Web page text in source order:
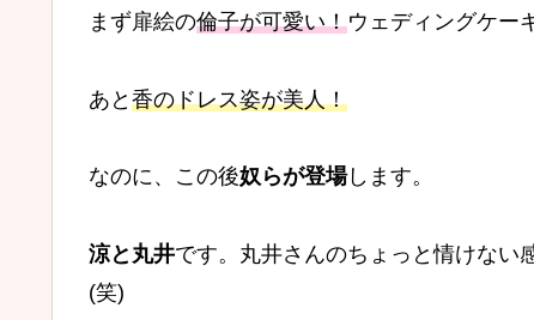
まず扉絵の倫子が可愛い！ウェディングケー
あと 香のドレス姿が美人！
なのに、この後奴らが登場します。
涼と丸井です。丸井さんのちょっと情けない
(笑)